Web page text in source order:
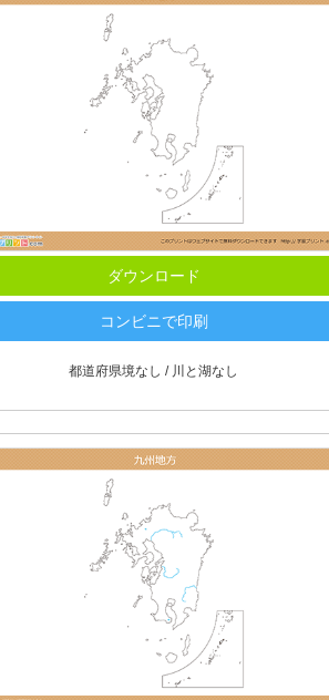
ダウンロード
コンビニで印刷
都道府県境なし / 川と湖なし